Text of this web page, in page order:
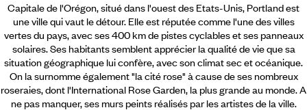
Capitale de l'Orégon, situé dans l'ouest des Etats-Unis, Portland est
une ville qui vaut le détour. Elle est réputée comme l'une des villes
vertes du pays, avec ses 400 km de pistes cyclables et ses panneaux
solaires. Ses habitants semblent apprécier la qualité de vie que sa
situation géographique lui confère, avec son climat sec et océanique.
On la surnomme également "la cité rose" à cause de ses nombreux
roseraies, dont l'International Rose Garden, la plus grande au monde. A
ne pas manquer, ses murs peints réalisés par les artistes de la ville.